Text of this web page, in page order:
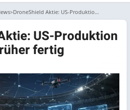
DroneShield Aktie: US-Produktion vier Monate früher fertig
US-Produktion
fertig